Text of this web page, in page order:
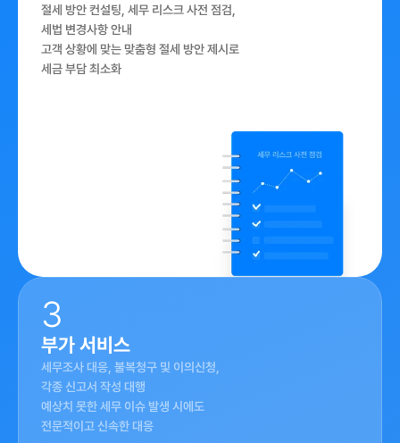
절세 방안 컨설팅, 세무 리스크 사전 점검,
세법 변경사항 안내
고객 상황에 맞는 맞춤형 절세 방안 제시로
세금 부담 최소화
3
부가 서비스
세무조사 대응, 불복청구 및 이의신청,
각종 신고서 작성 대행
예상치 못한 세무 이슈 발생 시에도
전문적이고 신속한 대응